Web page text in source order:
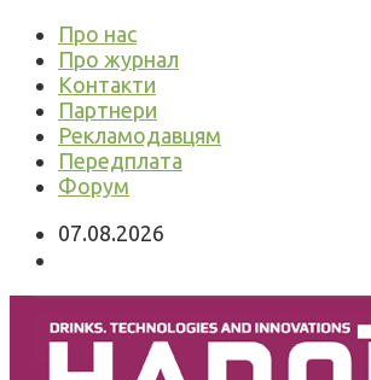
Про нас
Про журнал
Контакти
Партнери
Рекламодавцям
Передплата
Форум
07.08.2026